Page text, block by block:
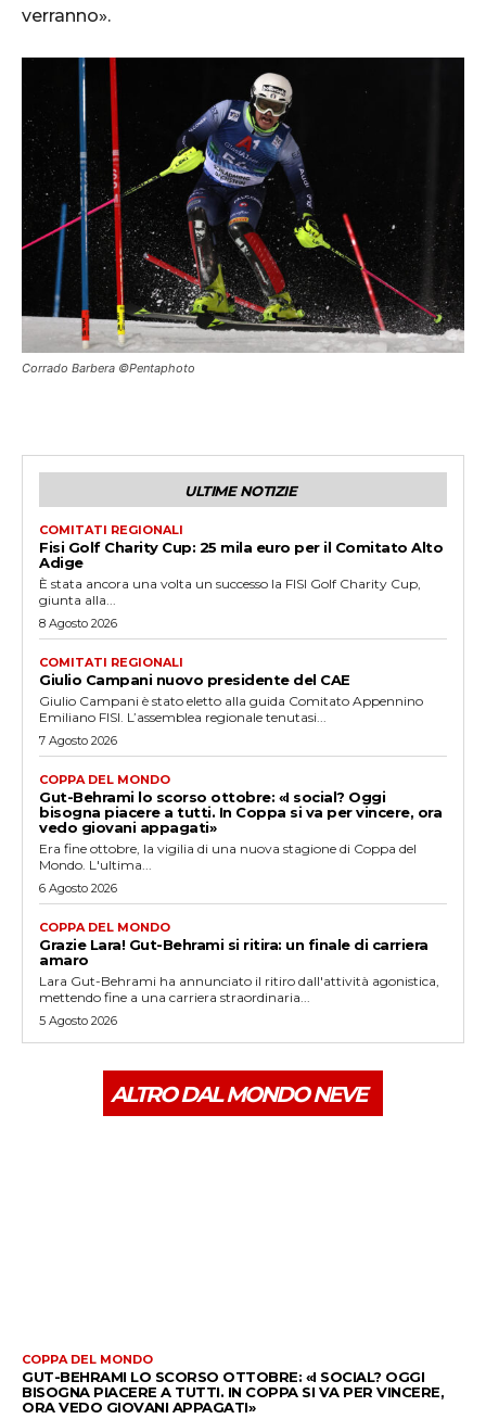
verranno».
Corrado Barbera ©Pentaphoto
ULTIME NOTIZIE
COMITATI REGIONALI
Fisi Golf Charity Cup: 25 mila euro per il Comitato Alto
Adige
È stata ancora una volta un successo la FISI Golf Charity Cup,
giunta alla...
8 Agosto 2026
COMITATI REGIONALI
Giulio Campani nuovo presidente del CAE
Giulio Campani è stato eletto alla guida Comitato Appennino
Emiliano FISI. L’assemblea regionale tenutasi...
7 Agosto 2026
COPPA DEL MONDO
Gut-Behrami lo scorso ottobre: «I social? Oggi
bisogna piacere a tutti. In Coppa si va per vincere, ora
vedo giovani appagati»
Era fine ottobre, la vigilia di una nuova stagione di Coppa del
Mondo. L'ultima...
6 Agosto 2026
COPPA DEL MONDO
Grazie Lara! Gut-Behrami si ritira: un finale di carriera
amaro
Lara Gut-Behrami ha annunciato il ritiro dall'attività agonistica,
mettendo fine a una carriera straordinaria...
5 Agosto 2026
ALTRO DAL MONDO NEVE
COPPA DEL MONDO
GUT-BEHRAMI LO SCORSO OTTOBRE: «I SOCIAL? OGGI
BISOGNA PIACERE A TUTTI. IN COPPA SI VA PER VINCERE,
ORA VEDO GIOVANI APPAGATI»